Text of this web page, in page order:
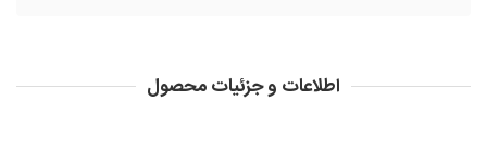
اطلاعات و جزئیات محصول